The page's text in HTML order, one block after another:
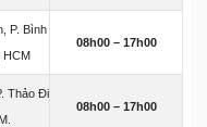
P. Bình
HCM
08h00 – 17h00
Thảo Đi
08h00 – 17h00